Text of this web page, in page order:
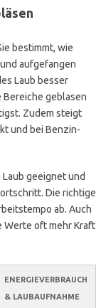
bestimmt, wie
aufgefangen
Laub besser
Bereiche geblasen
Zudem steigt
und bei Benzin-
geeignet und
Die richtige
ab. Auch
Werte oft mehr Kraft
ENERGIEVERBRAUCH
& LAUBAUFNAHME